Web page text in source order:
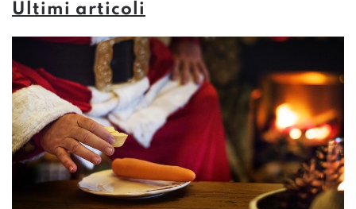
Ultimi articoli